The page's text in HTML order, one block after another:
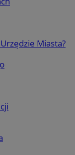
Miasta?